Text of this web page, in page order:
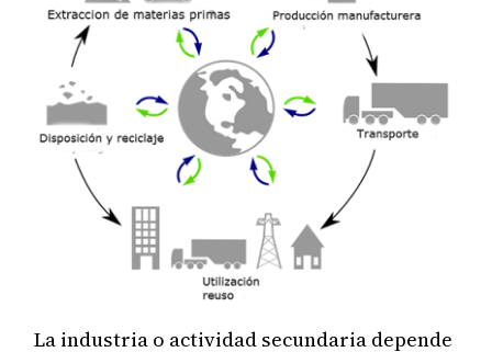
La industria o actividad secundaria depende